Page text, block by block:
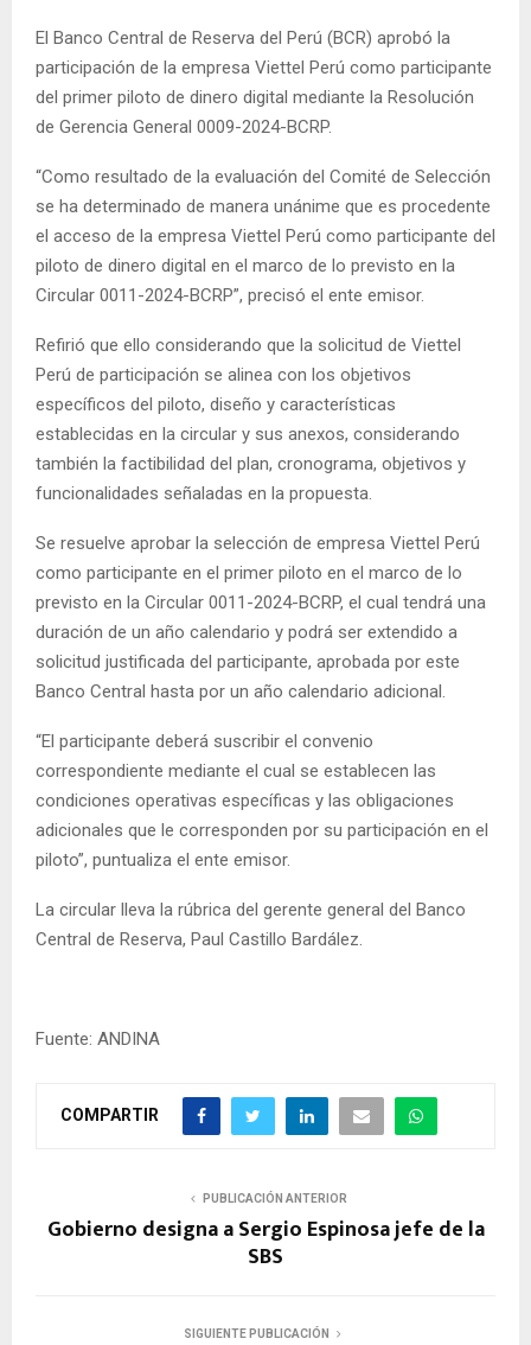
El Banco Central de Reserva del Perú (BCR) aprobó la
participación de la empresa Viettel Perú como participante
del primer piloto de dinero digital mediante la Resolución
de Gerencia General 0009-2024-BCRP.
“Como resultado de la evaluación del Comité de Selección
se ha determinado de manera unánime que es procedente
el acceso de la empresa Viettel Perú como participante del
piloto de dinero digital en el marco de lo previsto en la
Circular 0011-2024-BCRP”, precisó el ente emisor.
Refirió que ello considerando que la solicitud de Viettel
Perú de participación se alinea con los objetivos
específicos del piloto, diseño y características
establecidas en la circular y sus anexos, considerando
también la factibilidad del plan, cronograma, objetivos y
funcionalidades señaladas en la propuesta.
Se resuelve aprobar la selección de empresa Viettel Perú
como participante en el primer piloto en el marco de lo
previsto en la Circular 0011-2024-BCRP, el cual tendrá una
duración de un año calendario y podrá ser extendido a
solicitud justificada del participante, aprobada por este
Banco Central hasta por un año calendario adicional.
“El participante deberá suscribir el convenio
correspondiente mediante el cual se establecen las
condiciones operativas específicas y las obligaciones
adicionales que le corresponden por su participación en el
piloto”, puntualiza el ente emisor.
La circular lleva la rúbrica del gerente general del Banco
Central de Reserva, Paul Castillo Bardález.
Fuente: ANDINA
COMPARTIR
PUBLICACIÓN ANTERIOR
Gobierno designa a Sergio Espinosa jefe de la
SBS
SIGUIENTE PUBLICACIÓN